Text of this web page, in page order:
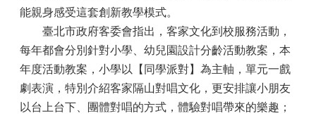
能親身感受這套創新教學模式。
臺北市政府客委會指出，客家文化到校服務活動，
每年都會分別針對小學、幼兒園設計分齡活動教案，本
年度活動教案，小學以【同學派對】為主軸，單元一戲
劇表演，特別介紹客家隔山對唱文化，更安排讓小朋友
以台上台下、團體對唱的方式，體驗對唱帶來的樂趣；